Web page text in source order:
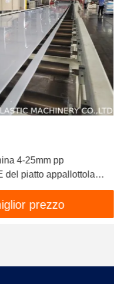
4-25mm pp
del piatto appallottola
prezzo